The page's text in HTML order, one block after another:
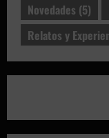
Novedades (5)
Relatos y